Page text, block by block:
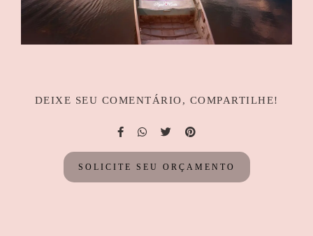
DEIXE SEU COMENTÁRIO, COMPARTILHE!
SOLICITE SEU ORÇAMENTO